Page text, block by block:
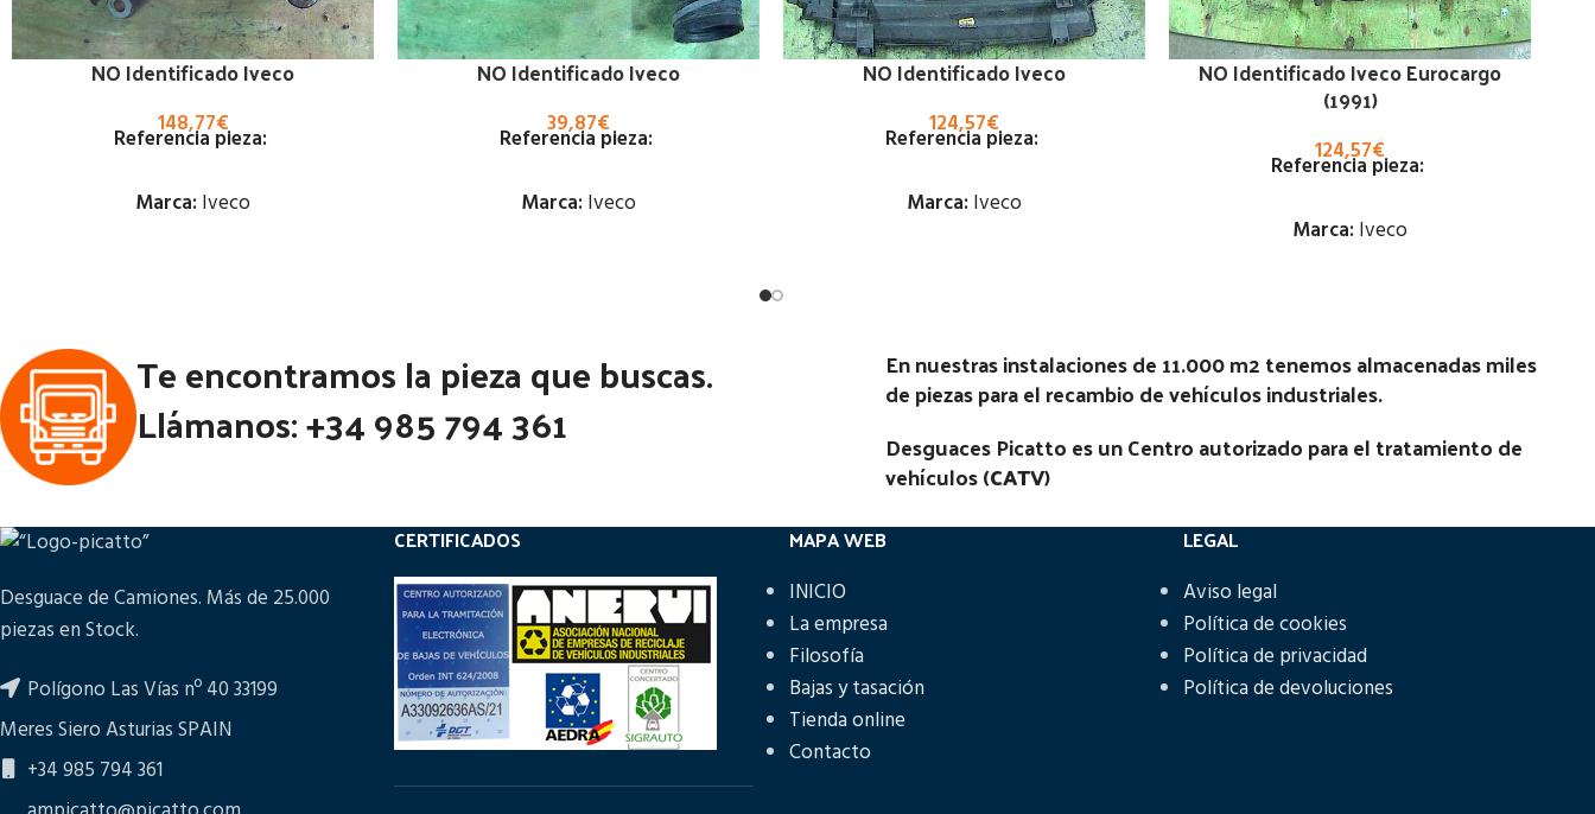
NO Identificado Iveco
148,77€
Referencia pieza:
Marca: Iveco
Notas:
Código Pieza:53235
NO Identificado Iveco
39,87€
Referencia pieza:
Marca: Iveco
Notas:
Código Pieza:
NO Identificado Iveco
124,57€
Referencia pieza:
Marca: Iveco
[VP]IVECO DAILY E4 35C14 |
02.05 - 02.10
Código Pieza:51088
NO Identificado Iveco Eurocargo
(1991)
124,57€
Referencia pieza:
Marca: Iveco
Ubicación:
Notas:[VP]IVECO EUROCARGO 120
E15 RG (4X2) | 01.90 - 12.96
Te encontramos la pieza que buscas.
Llámanos: +34 985 794 361
En nuestras instalaciones de 11.000 m2 tenemos almacenadas miles
de piezas para el recambio de vehículos industriales.
Desguaces Picatto es un Centro autorizado para el tratamiento de
vehículos (CATV)
Desguace de Camiones. Más de 25.000
piezas en Stock.
Polígono Las Vías nº 40 33199
Meres Siero Asturias SPAIN
+34 985 794 361
CERTIFICADOS MAPA WEB
INICIO
La empresa
Filosofía
Bajas y tasación
Tienda online
Contacto
LEGAL
Aviso legal
Política de cookies
Política de privacidad
Política de devoluciones